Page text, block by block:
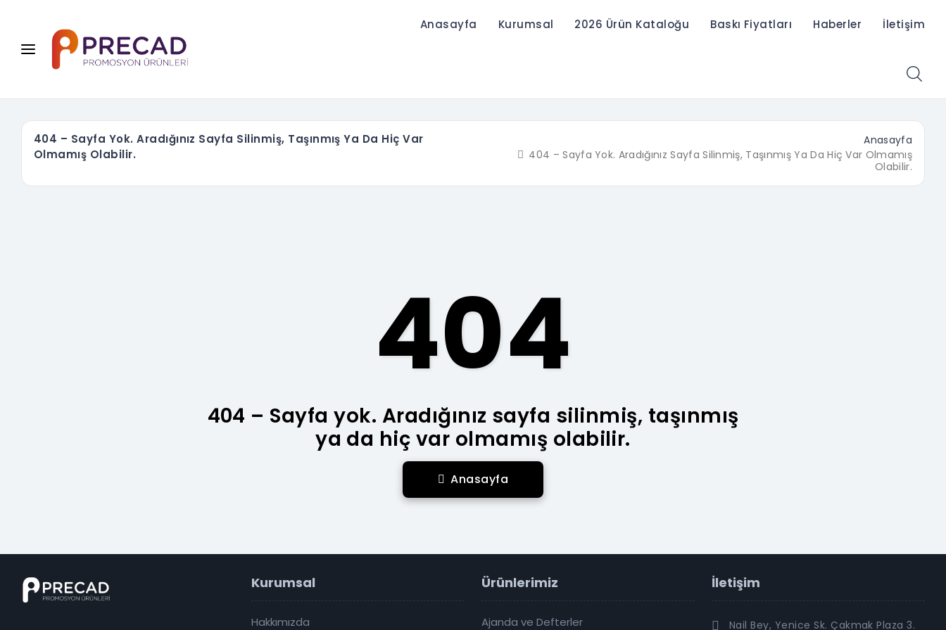
Anasayfa Kurumsal 2026 Ürün Kataloğu Baskı Fiyatları Haberler İletişim
404 – Sayfa Yok. Aradığınız Sayfa Silinmiş, Taşınmış Ya Da Hiç Var
Olmamış Olabilir.
Anasayfa
404 – Sayfa Yok. Aradığınız Sayfa Silinmiş, Taşınmış Ya Da Hiç Var Olmamış
Olabilir.
404
404 – Sayfa yok. Aradığınız sayfa silinmiş, taşınmış
ya da hiç var olmamış olabilir.
Anasayfa
Kurumsal
Hakkımızda
Ürünlerimiz
Ajanda ve Defterler
İletişim
Nail Bey, Yenice Sk. Çakmak Plaza 3.